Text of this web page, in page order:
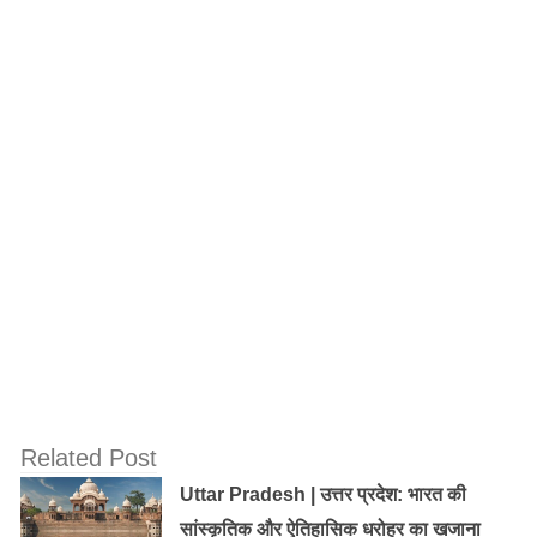
मानसबल झील:
Related Post
Uttar Pradesh | उत्तर प्रदेश: भारत की
सांस्कृतिक और ऐतिहासिक धरोहर का खजाना